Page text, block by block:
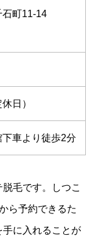
石町11-14
日）
下車より徒歩2分
毛です。しつこ
ら予約できるた
に入れることが